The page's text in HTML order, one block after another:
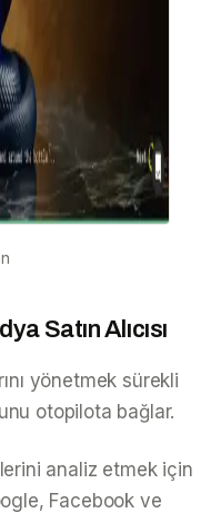
Satın Alıcısı
yönetmek sürekli
otopilota bağlar.
analiz etmek için
Facebook ve